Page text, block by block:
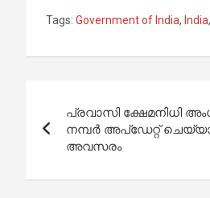
Tags: Government of India, India,
navigation
പ്രവാസി ക്ഷേമനിധി
നമ്പർ അപ്‌ഡേറ്റ്
അവസരം